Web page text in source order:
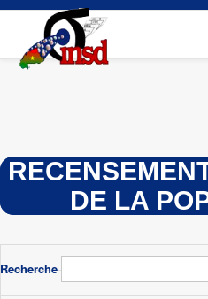
Aller
contenu
principal
DE LA
Recherche